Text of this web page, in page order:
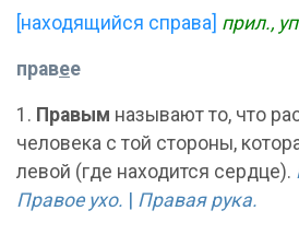
[находящийся справа] прил.,
правее
1. Правым называют то, что
человека с той стороны,
левой (где находится сердце).
Правое ухо.
Правая рука.